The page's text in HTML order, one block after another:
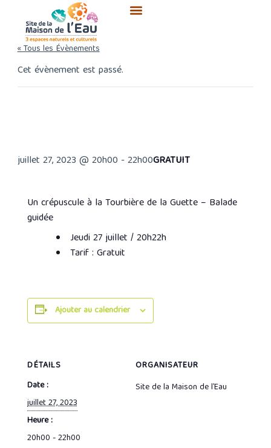
contenu
« Tous les Évènements
Cet évènement est passé.
juillet 27, 2023 @ 20h00 -22h00GRATUIT
Un crépuscule à la Tourbière de la Guette – Balade
guidée
Jeudi 27 juillet / 20h22h
Tarif : Gratuit
Ajouter au calendrier
DÉTAILS
Date :
juillet 27, 2023
Heure :
20h00 - 22h00
ORGANISATEUR
Site de la Maison de l’Eau